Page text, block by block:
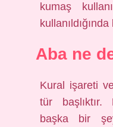
kumaş
Aba ne
Kural işareti
tür başlıktır.
başka bir